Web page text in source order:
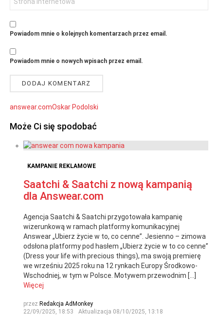
internetowa
Powiadom mnie o kolejnych komentarzach przez email.
Powiadom mnie o nowych wpisach przez email.
answear.comOskar Podolski
Może Ci się spodobać
KAMPANIE REKLAMOWE
Saatchi & Saatchi z nową kampanią
dla Answear.com
Agencja Saatchi & Saatchi przygotowała kampanię
wizerunkową w ramach platformy komunikacyjnej
Answear „Ubierz życie w to, co cenne”. Jesienno – zimowa
odsłona platformy pod hasłem „Ubierz życie w to co cenne”
(Dress your life with precious things), ma swoją premierę
we wrześniu 2025 roku na 12 rynkach Europy Środkowo-
Wschodniej, w tym w Polsce. Motywem przewodnim […]
Więcej
przez Redakcja AdMonkey
22/09/2025, 18:53
Aktualizacja 08/10/2025, 13:18